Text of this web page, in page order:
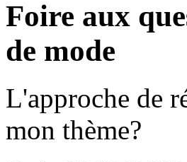
Foire aux
de mode
L'approche de
mon thème?